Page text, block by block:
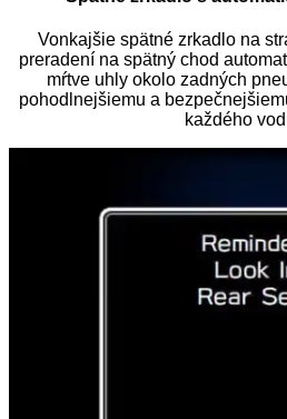
Vonkajšie spätné zrkadlo na
preradení na spätný chod
mŕtve uhly okolo zadných
pohodlnejšiemu a
každého